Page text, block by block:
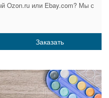
Ozon.ru или Ebay.com? Мы с
Заказать